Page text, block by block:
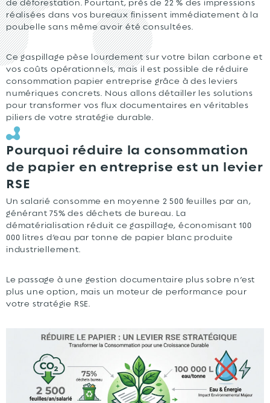
de déforestation. Pourtant, près de 22 % des impressions
réalisées dans vos bureaux finissent immédiatement à la
poubelle sans même avoir été consultées.
Ce gaspillage pèse lourdement sur votre bilan carbone et
vos coûts opérationnels, mais il est possible de réduire
consommation papier entreprise grâce à des leviers
numériques concrets. Nous allons détailler les solutions
pour transformer vos flux documentaires en véritables
piliers de votre stratégie durable.
Pourquoi réduire la consommation
de papier en entreprise est un levier
RSE
Un salarié consomme en moyenne 2 500 feuilles par an,
générant 75% des déchets de bureau. La
dématérialisation réduit ce gaspillage, économisant 100
000 litres d’eau par tonne de papier blanc produite
industriellement.
Le passage à une gestion documentaire plus sobre n’est
plus une option, mais un moteur de performance pour
votre stratégie RSE.